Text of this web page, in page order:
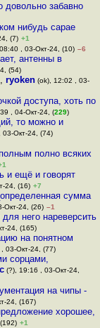
довольно забавно
нибудь сарае
(7) +1
, 03-Окт-24, (10) –6
антенны в
(54)
, ryoken(ok), 12:02 , 03-
доступа, хоть по
, 04-Окт-24, (229)
то можно и
03-Окт-24, (74)
полно всяких
и ещё и говорят
24, (16) +7
сумма
Окт-24, (26) –1
него нареверсить
24, (165)
на понятном
03-Окт-24, (77)
сорцами,
(?), 19:16 , 03-Окт-24,
на чипы -
24, (167)
хорошее,
+1